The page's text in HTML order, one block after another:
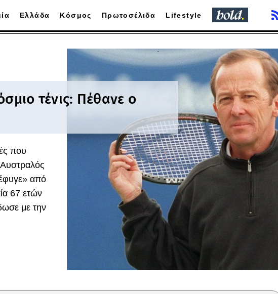
Ελλάδα Κόσμος Πρωτοσέλιδα Lifestyle
τένις: Πέθανε ο
που
Αυστραλός
από
67 ετών
με την